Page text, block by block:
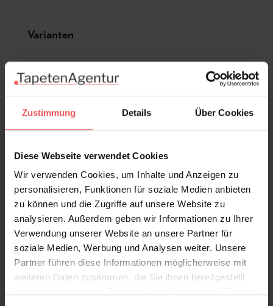
Zustimmung Details Über Cookies
Diese Webseite verwendet Cookies
Wir verwenden Cookies, um Inhalte und Anzeigen zu
personalisieren, Funktionen für soziale Medien anbieten
zu können und die Zugriffe auf unsere Website zu
analysieren. Außerdem geben wir Informationen zu Ihrer
Verwendung unserer Website an unsere Partner für
soziale Medien, Werbung und Analysen weiter. Unsere
Partner führen diese Informationen möglicherweise mit
weiteren Daten zusammen, die Sie ihnen bereitgestellt
Produktgalerie überspringen
Varianten